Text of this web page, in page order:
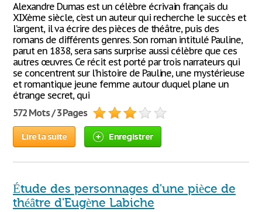
Alexandre Dumas est un célèbre écrivain français du
XIXème siècle, c’est un auteur qui recherche le succès et
l’argent, il va écrire des pièces de théâtre, puis des
romans de différents genres. Son roman intitulé Pauline,
parut en 1838, sera sans surprise aussi célèbre que ces
autres œuvres. Ce récit est porté par trois narrateurs qui
se concentrent sur l’histoire de Pauline, une mystérieuse
et romantique jeune femme autour duquel plane un
étrange secret, qui
572 Mots / 3 Pages
Lire la suite Enregistrer
Étude des personnages d'une pièce de
théâtre d'Eugène Labiche